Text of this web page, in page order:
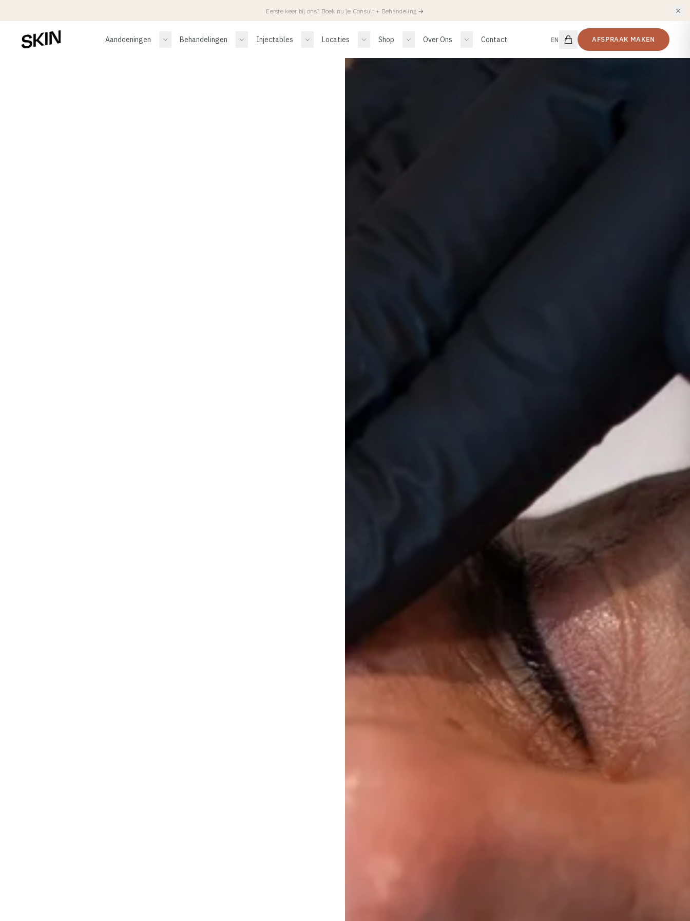
Eerste keer bij ons? Boek nu je Consult + Behandeling →
Aandoeningen Behandelingen Injectables Locaties Shop Over Ons Contact EN AFSPRAAK MAKEN